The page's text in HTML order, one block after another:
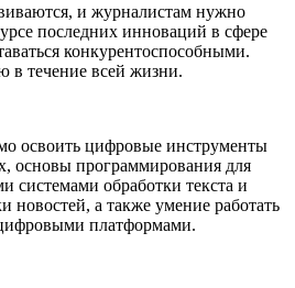
и журналистам нужно
последних инноваций в сфере
конкурентоспособными.
в течение всей жизни.
освоить цифровые инструменты
основы программирования для
системами обработки текста и
новостей, а также умение работать
платформами.